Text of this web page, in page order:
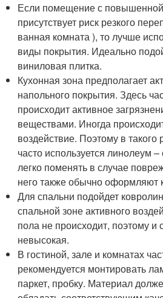
Если помещение с
присутствует риск резкого
ванная комната ), то лучше
виды покрытия. Идеально
виниловая плитка.
Кухонная зона предполагает
напольного покрытия. Здесь
происходит активное
веществами. Иногда
воздействие. Поэтому в
часто используется линолеум
легко поменять в случае
него также обычно оформляют
Для спальни подойдет
спальной зоне активного
пола не происходит, поэтому и
невысокая.
В гостиной, зале и комнатах
рекомендуется монтировать
паркет, пробку. Материал